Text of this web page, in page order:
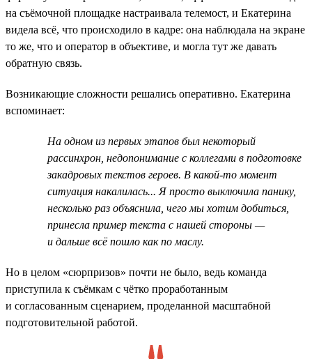
на съёмочной площадке настраивала телемост, и Екатерина
видела всё, что происходило в кадре: она наблюдала на экране
то же, что и оператор в объективе, и могла тут же давать
обратную связь.
Возникающие сложности решались оперативно. Екатерина
вспоминает:
На одном из первых этапов был некоторый
рассинхрон, недопонимание с коллегами в подготовке
закадровых текстов героев. В какой-то момент
ситуация накалилась... Я просто выключила панику,
несколько раз объяснила, чего мы хотим добиться,
принесла пример текста с нашей стороны —
и дальше всё пошло как по маслу.
Но в целом «сюрпризов» почти не было, ведь команда
приступила к съёмкам с чётко проработанным
и согласованным сценарием, проделанной масштабной
подготовительной работой.